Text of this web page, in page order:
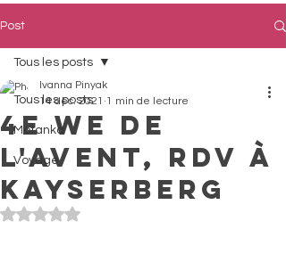
Post
Tous les posts
Motanka
Voyage
Tous les posts
4e we de
l'Avent, rdv à
Kayserberg
Ivanna Pinyak
14 déc. 2021 1 min de lecture
Noté NaN étoiles sur 5.